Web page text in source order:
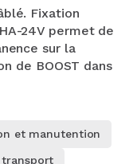
Fixation
24V permet de
sur la
de BOOST dans
et manutention
transport